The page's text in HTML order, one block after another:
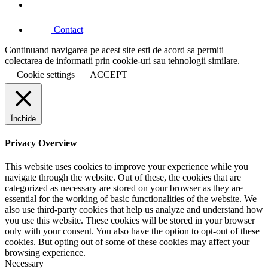
Contact
Continuand navigarea pe acest site esti de acord sa permiti
colectarea de informatii prin cookie-uri sau tehnologii similare.
Cookie settings
ACCEPT
Închide
Privacy Overview
This website uses cookies to improve your experience while you
navigate through the website. Out of these, the cookies that are
categorized as necessary are stored on your browser as they are
essential for the working of basic functionalities of the website. We
also use third-party cookies that help us analyze and understand how
you use this website. These cookies will be stored in your browser
only with your consent. You also have the option to opt-out of these
cookies. But opting out of some of these cookies may affect your
browsing experience.
Necessary